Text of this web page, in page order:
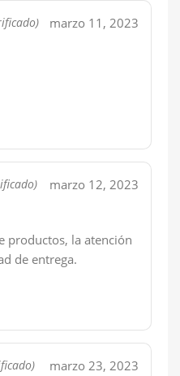
marzo 11, 2023
marzo 12, 2023
productos, la atención
de entrega.
marzo 23, 2023